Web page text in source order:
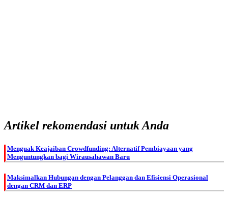
Artikel rekomendasi untuk Anda
Menguak Keajaiban Crowdfunding: Alternatif Pembiayaan yang
Menguntungkan bagi Wirausahawan Baru
Maksimalkan Hubungan dengan Pelanggan dan Efisiensi Operasional
dengan CRM dan ERP